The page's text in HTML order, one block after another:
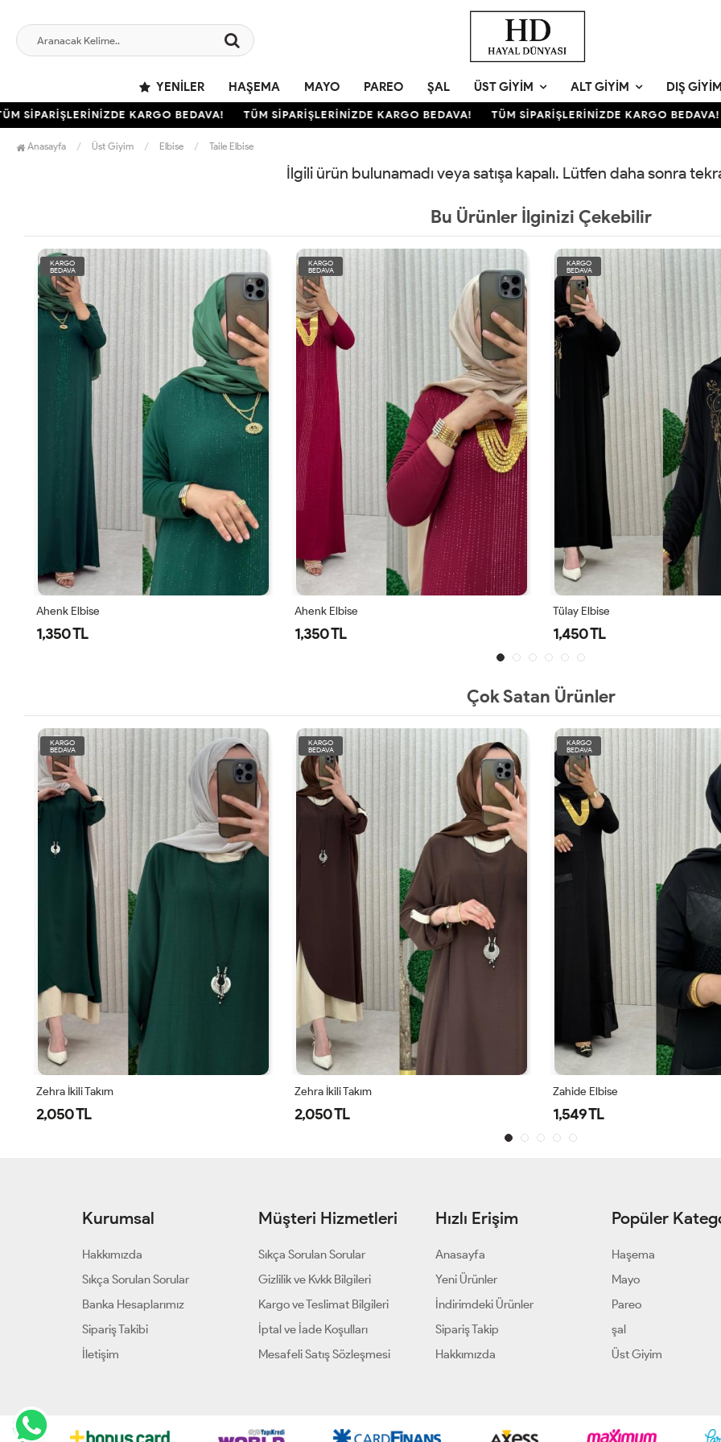
YENILER HAŞEMA MAYO PAREO ŞAL ÜST GIYIM ALT GIYIM DIŞ GIYIM
SİPARİŞLERİNİZDE KARGO BEDAVA! TÜM SİPARİŞLERİNİZDE KARGO BEDAVA! TÜM SİPARİŞLERİNİZDE KARGO BEDAVA!
Anasayfa Üst Giyim Elbise Taile Elbise
İlgili ürün bulunamadı veya satışa kapalı. Lütfen daha sonra
Bu Ürünler İlginizi Çekebilir
KARGO
BEDAVA
Ahenk Elbise
1,350 TL
KARGO
BEDAVA
Ahenk Elbise
1,350 TL
KARGO
BEDAVA
Tülay Elbise
1,450 TL
Çok Satan Ürünler
KARGO
BEDAVA
Zehra İkili Takım
2,050 TL
KARGO
BEDAVA
Zehra İkili Takım
2,050 TL
KARGO
BEDAVA
Zahide Elbise
1,549 TL
Kurumsal
Hakkımızda
Sıkça Sorulan Sorular
Banka Hesaplarımız
Sipariş Takibi
İletişim
Müşteri Hizmetleri
Sıkça Sorulan Sorular
Gizlilik ve Kvkk Bilgileri
Kargo ve Teslimat Bilgileri
İptal ve İade Koşulları
Mesafeli Satış Sözleşmesi
Hızlı Erişim
Anasayfa
Yeni Ürünler
İndirimdeki Ürünler
Sipariş Takip
Hakkımızda
Popüler
Haşema
Mayo
Pareo
şal
Üst Giyim